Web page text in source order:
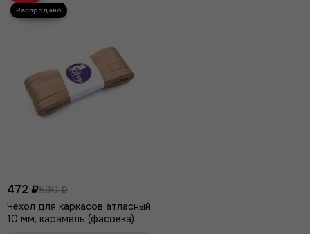
472 ₽590 ₽
Чехол для каркасов атласный
10 мм, карамель (фасовка)